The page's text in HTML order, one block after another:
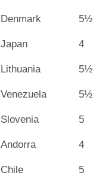
Denmark 5½
Japan 4
Lithuania 5½
Venezuela 5½
Slovenia 5
Andorra 4
Chile 5